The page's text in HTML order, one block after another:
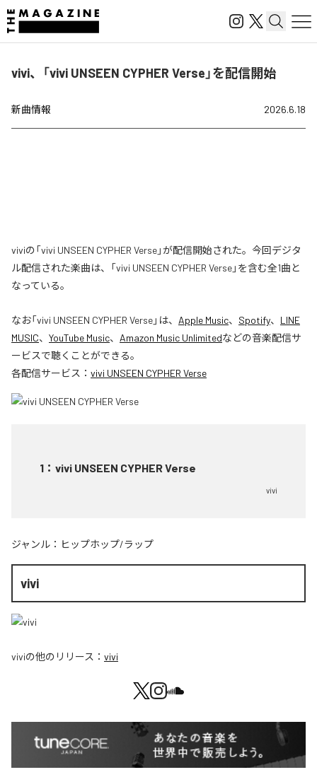
vivi、「vivi UNSEEN CYPHER Verse」を配信開始
新曲情報 2026.6.18
viviの「vivi UNSEEN CYPHER Verse」が配信開始された。今回デジタ
ル配信された楽曲は、「vivi UNSEEN CYPHER Verse」を含む全1曲と
なっている。
なお「vivi UNSEEN CYPHER Verse」は、 Apple Music、 Spotify、 LINE
MUSIC、 YouTube Music、 Amazon Music Unlimitedなどの音楽配信サ
ービスで聴くことができる。
各配信サービス： vivi UNSEEN CYPHER Verse
1 ： vivi UNSEEN CYPHER Verse
vivi
ジャンル： ヒップホップ/ラップ
vivi
viviの他のリリース： vivi